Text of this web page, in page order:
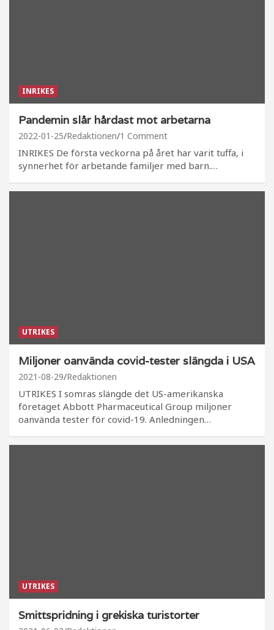
INRIKES
Pandemin slår hårdast mot arbetarna
2022-01-25 Redaktionen 1 Comment
INRIKES De första veckorna på året har varit tuffa, i
synnerhet för arbetande familjer med barn.…
UTRIKES
Miljoner oanvända covid-tester slängda i USA
2021-08-29 Redaktionen
UTRIKES I somras slängde det US-amerikanska
företaget Abbott Pharmaceutical Group miljoner
oanvända tester för covid-19. Anledningen…
UTRIKES
Smittspridning i grekiska turistorter